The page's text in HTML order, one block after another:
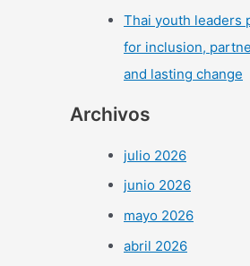
Thai youth leaders
for inclusion,
and lasting change
Archivos
julio 2026
junio 2026
mayo 2026
abril 2026